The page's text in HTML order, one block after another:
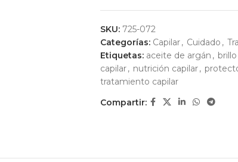
SKU: 725-072
Categorías: Capilar, Cuidado ,
Etiquetas: aceite de argán ,
capilar, nutrición capilar,
tratamiento capilar
Compartir: